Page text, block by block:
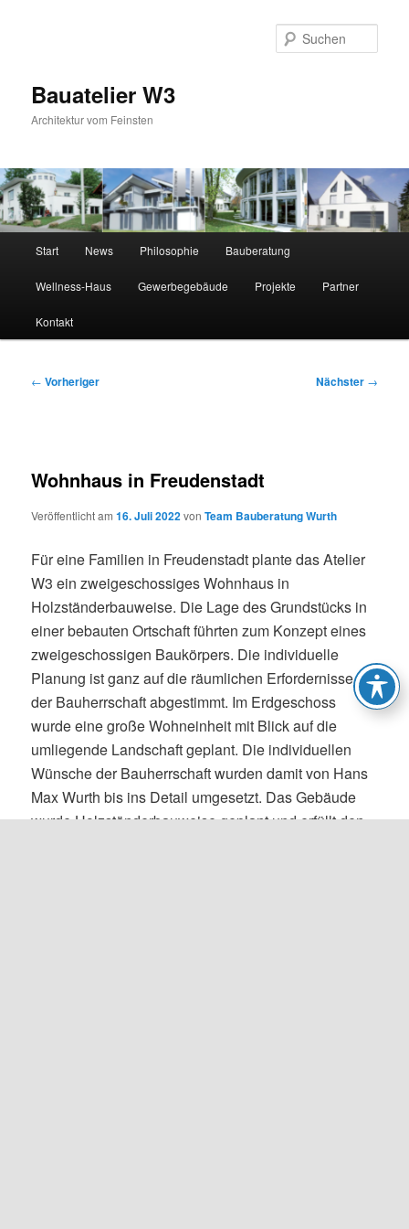
springenBauatelier W3
Architektur vom Feinsten
Hauptmenü
Start News Philosophie Bauberatung
Wellness-Haus Gewerbegebäude Projekte Partner
Kontakt
Beitragsnavigation
← Vorheriger Nächster →
Wohnhaus in Freudenstadt
Veröffentlicht am16. Juli 2022vonTeam Bauberatung Wurth
Für eine Familien in Freudenstadt plante das Atelier
W3 ein zweigeschossiges Wohnhaus in
Holzständerbauweise. Die Lage des Grundstücks in
einer bebauten Ortschaft führten zum Konzept eines
zweigeschossigen Baukörpers. Die individuelle
Planung ist ganz auf die räumlichen Erfordernisse
der Bauherrschaft abgestimmt. Im Erdgeschoss
wurde eine große Wohneinheit mit Blick auf die
umliegende Landschaft geplant. Die individuellen
Wünsche der Bauherrschaft wurden damit von Hans
Max Wurth bis ins Detail umgesetzt. Das Gebäude
wurde Holzständerbauweise geplant und erfüllt den